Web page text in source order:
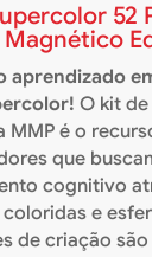
52
aprendizado
O kit
MMP é o
que
cognitivo
e
de criação